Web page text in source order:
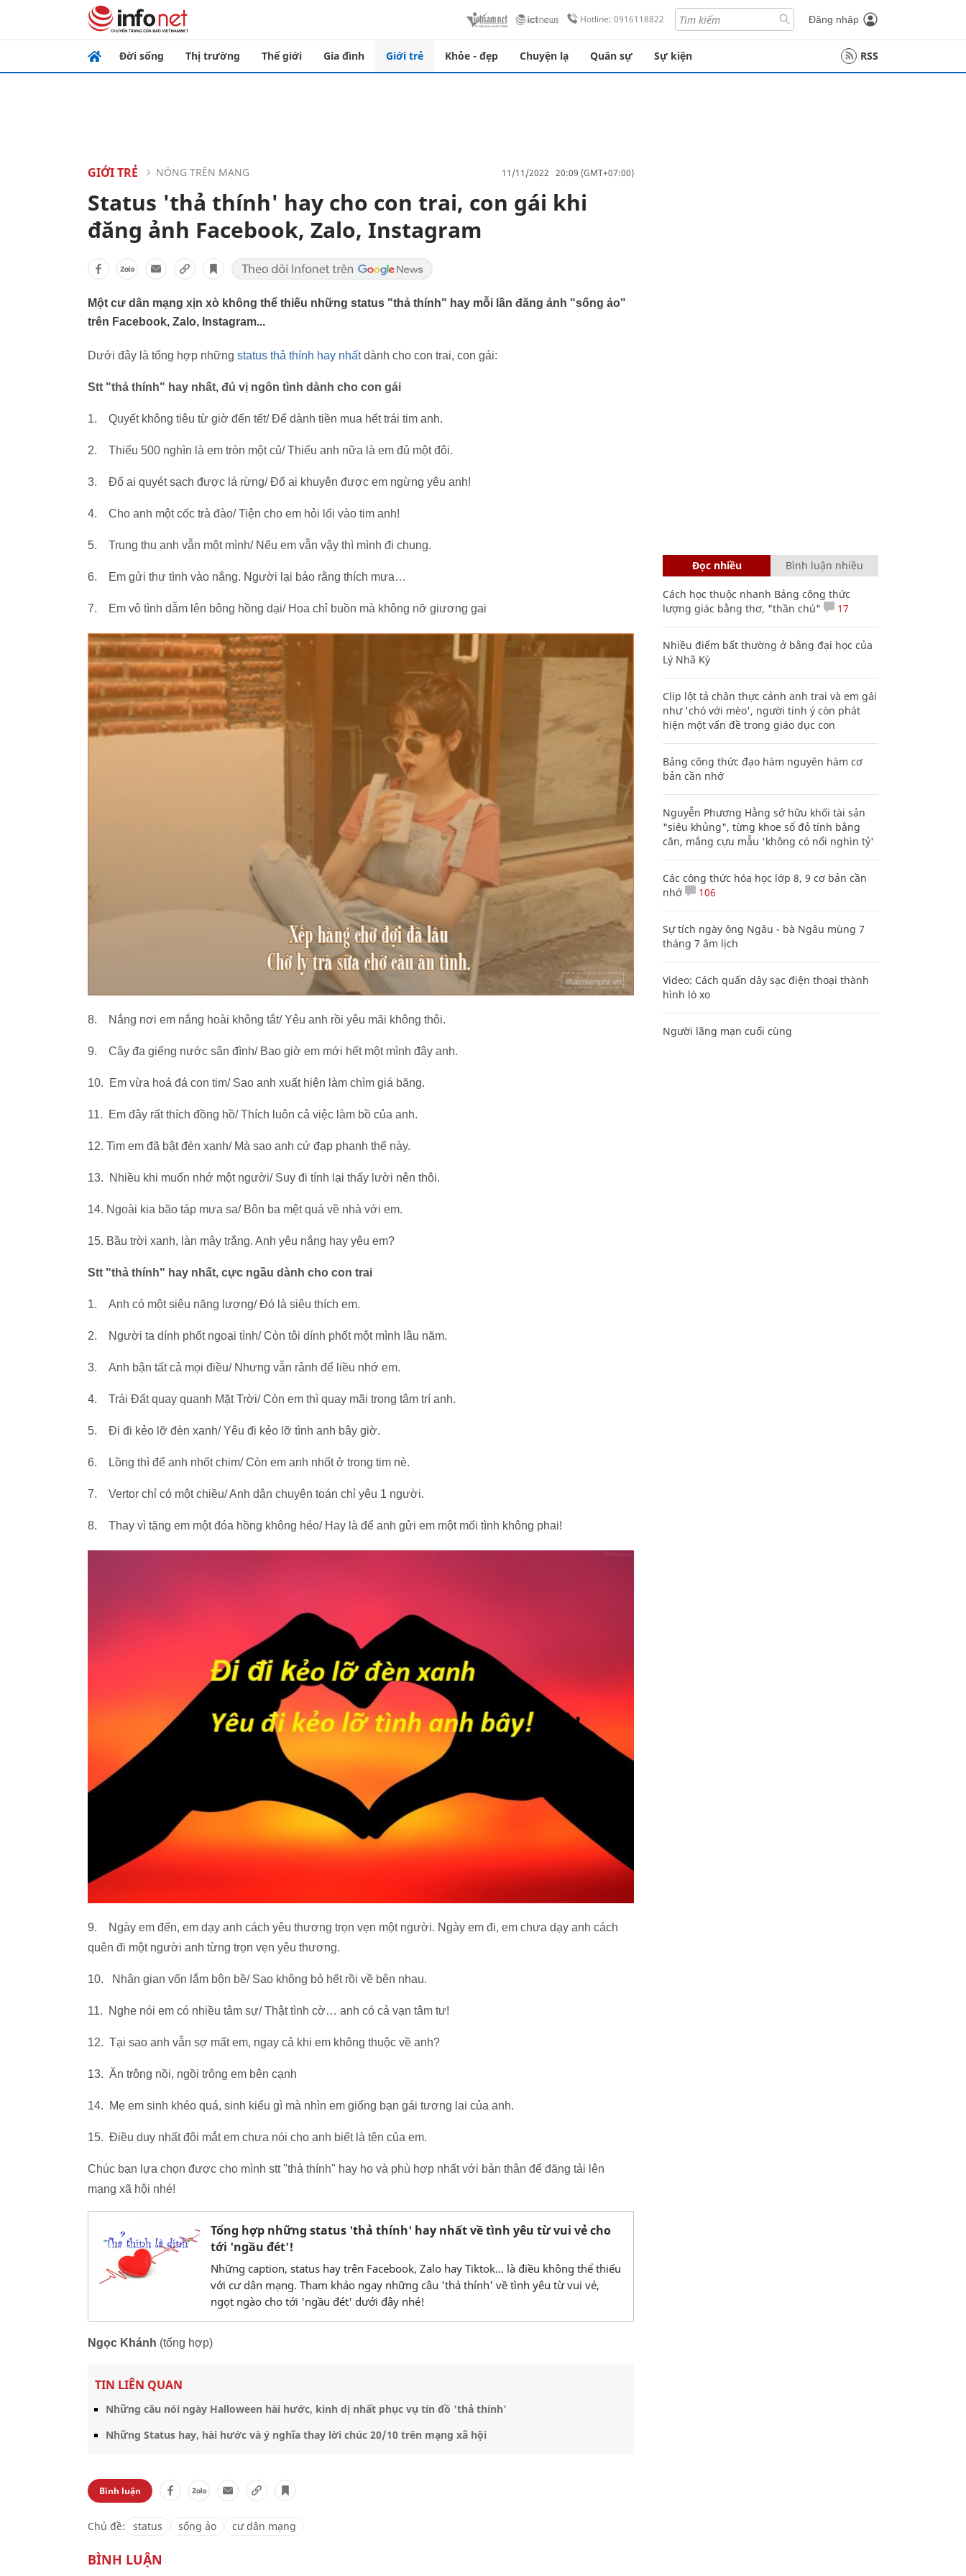
Hotline: 0916118822 Đăng nhập
Đời sống Thị trường Thế giới Gia đình Giới trẻ Khỏe - đẹp Chuyện lạ Quân sự Sự kiện RSS
GIỚI TRẺ NÓNG TRÊN MẠNG 11/11/2022 20:09 (GMT+07:00)
Status 'thả thính' hay cho con trai, con gái khi
đăng ảnh Facebook, Zalo, Instagram
Một cư dân mạng xịn xò không thể thiếu những status "thả thính" hay mỗi lần đăng ảnh "sống ảo"
trên Facebook, Zalo, Instagram...
Dưới đây là tổng hợp những status thả thính hay nhấtdành cho con trai, con gái:
Stt "thả thính" hay nhất, đủ vị ngôn tình dành cho con gái
1. Quyết không tiêu từ giờ đến tết/ Để dành tiền mua hết trái tim anh.
2. Thiếu 500 nghìn là em tròn một củ/ Thiếu anh nữa là em đủ một đôi.
3. Đố ai quyét sạch được lá rừng/ Đố ai khuyên được em ngừng yêu anh!
4. Cho anh một cốc trà đào/ Tiện cho em hỏi lối vào tim anh!
5. Trung thu anh vẫn một mình/ Nếu em vẫn vậy thì mình đi chung.
6. Em gửi thư tình vào nắng. Người lại bảo rằng thích mưa…
7. Em vô tình dẫm lên bông hồng dại/ Hoa chỉ buồn mà không nỡ giương gai
8. Nắng nơi em nắng hoài không tắt/ Yêu anh rồi yêu mãi không thôi.
9. Cây đa giếng nước sân đình/ Bao giờ em mới hết một mình đây anh.
10. Em vừa hoá đá con tim/ Sao anh xuất hiện làm chìm giá băng.
11. Em đây rất thích đồng hồ/ Thích luôn cả việc làm bồ của anh.
12. Tim em đã bật đèn xanh/ Mà sao anh cứ đạp phanh thế này.
13. Nhiều khi muốn nhớ một người/ Suy đi tính lại thấy lười nên thôi.
14. Ngoài kia bão táp mưa sa/ Bôn ba mệt quá về nhà với em.
15. Bầu trời xanh, làn mây trắng. Anh yêu nắng hay yêu em?
Stt "thả thính" hay nhất, cực ngầu dành cho con trai
1. Anh có một siêu năng lượng/ Đó là siêu thích em.
2. Người ta dính phốt ngoại tình/ Còn tôi dính phốt một mình lâu năm.
3. Anh bận tất cả mọi điều/ Nhưng vẫn rảnh để liều nhớ em.
4. Trái Đất quay quanh Mặt Trời/ Còn em thì quay mãi trong tâm trí anh.
5. Đi đi kẻo lỡ đèn xanh/ Yêu đi kẻo lỡ tình anh bây giờ.
6. Lồng thì để anh nhốt chim/ Còn em anh nhốt ở trong tim nè.
7. Vertor chỉ có một chiều/ Anh dân chuyên toán chỉ yêu 1 người.
8. Thay vì tặng em một đóa hồng không héo/ Hay là để anh gửi em một mối tình không phai!
9. Ngày em đến, em dạy anh cách yêu thương trọn vẹn một người. Ngày em đi, em chưa dạy anh cách
quên đi một người anh từng trọn vẹn yêu thương.
10. Nhân gian vốn lắm bộn bề/ Sao không bỏ hết rồi về bên nhau.
11. Nghe nói em có nhiều tâm sự/ Thật tình cờ… anh có cả vạn tâm tư!
12. Tại sao anh vẫn sợ mất em, ngay cả khi em không thuộc về anh?
13. Ăn trông nồi, ngồi trông em bên cạnh
14. Mẹ em sinh khéo quá, sinh kiểu gì mà nhìn em giống bạn gái tương lai của anh.
15. Ðiều duy nhất đôi mắt em chưa nói cho anh biết là tên của em.
Chúc bạn lựa chọn được cho mình stt "thả thính" hay ho và phù hợp nhất với bản thân để đăng tải lên
mạng xã hội nhé!
Tổng hợp những status 'thả thính' hay nhất về tình yêu từ vui vẻ cho
tới 'ngầu đét'!
Những caption, status hay trên Facebook, Zalo hay Tiktok... là điều không thể thiếu
với cư dân mạng. Tham khảo ngay những câu 'thả thính' về tình yêu từ vui vẻ,
ngọt ngào cho tới 'ngầu đét' dưới đây nhé!
Ngọc Khánh (tổng hợp)
TIN LIÊN QUAN
Những câu nói ngày Halloween hài hước, kinh dị nhất phục vụ tín đồ 'thả thính'
Những Status hay, hài hước và ý nghĩa thay lời chúc 20/10 trên mạng xã hội
Bình luận
Chủ đề: status sống ảo cư dân mạng
Đọc nhiều Bình luận nhiều
Cách học thuộc nhanh Bảng công thức
lượng giác bằng thơ, "thần chú"
17
Nhiều điểm bất thường ở bằng đại học của
Lý Nhã Kỳ
Clip lột tả chân thực cảnh anh trai và em gái
như 'chó với mèo', người tinh ý còn phát
hiện một vấn đề trong giáo dục con
Bảng công thức đạo hàm nguyên hàm cơ
bản cần nhớ
Nguyễn Phương Hằng sở hữu khối tài sản
"siêu khủng", từng khoe sổ đỏ tính bằng
cân, mắng cựu mẫu 'không có nổi nghìn tỷ'
Các công thức hóa học lớp 8, 9 cơ bản cần
nhớ
106
Sự tích ngày ông Ngâu - bà Ngâu mùng 7
tháng 7 âm lịch
Video: Cách quấn dây sạc điện thoại thành
hình lò xo
Người lãng mạn cuối cùng